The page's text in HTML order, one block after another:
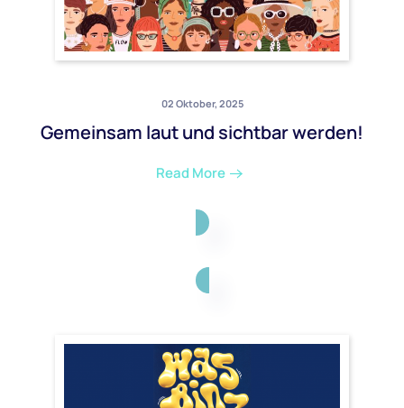
02 Oktober, 2025
Gemeinsam laut und sichtbar werden!
Read More